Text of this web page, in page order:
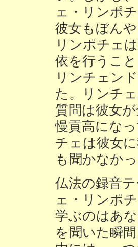
ェ・リンポ
彼女もぼん
リンポチェ
依を行うこ
リンチェン
た。リンチ
質問は彼女
慢貢高にな
チェは彼女
も聞かなか
仏法の録音
ェ・リンポ
学ぶのはあ
を聞いた瞬